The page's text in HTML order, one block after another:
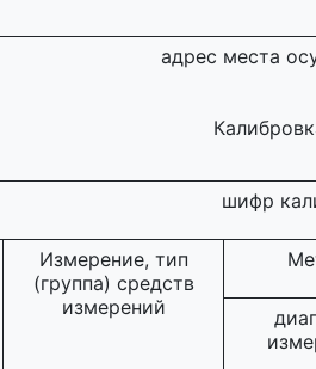
адрес места
шифр
Измерение, тип
(группа) средств
измерений